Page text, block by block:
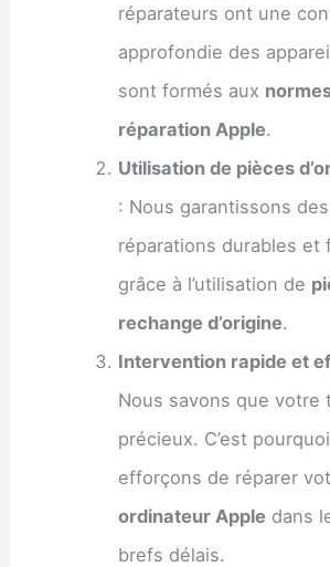
réparateurs ont une
approfondie des
sont formés aux
réparation Apple.
Utilisation de pièces
: Nous garantissons des
réparations durables et
grâce à l’utilisation de
rechange d’origine.
Intervention rapide et
Nous savons que votre
précieux. C’est
efforçons de réparer
ordinateur Apple dans
brefs délais.